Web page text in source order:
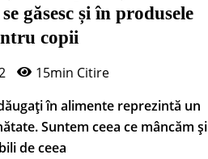
găsesc și în produsele
copii
15min Citire
în alimente reprezintă un
Suntem ceea ce mâncăm și
de ceea